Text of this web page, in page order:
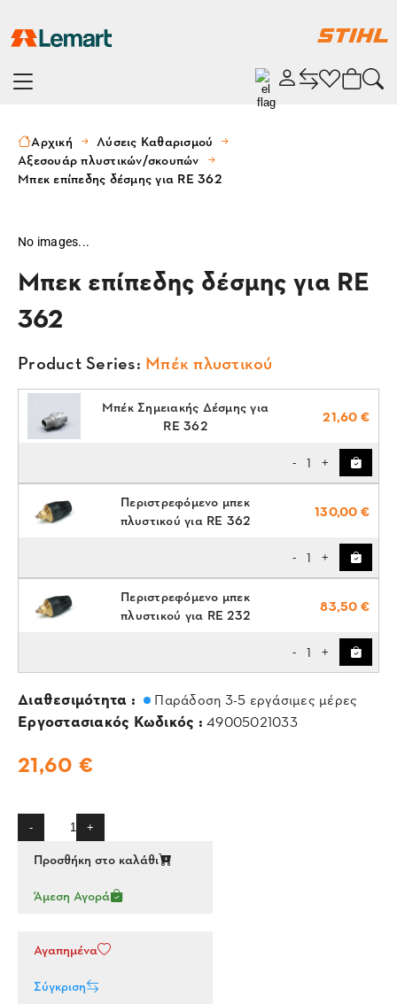
Αρχική
Λύσεις Καθαρισμού
Αξεσουάρ πλυστικών/σκουπών
Μπεκ επίπεδης δέσμης για RE 362
No images...
Μπεκ επίπεδης δέσμης για RE
362
Product Series: Μπέκ πλυστικού
Μπέκ Σημειακής Δέσμης για
RE 362
21,60 €
- 1 +
Περιστρεφόμενο μπεκ
πλυστικού για RE 362
130,00 €
- 1 +
Περιστρεφόμενο μπεκ
πλυστικού για RE 232
83,50 €
- 1 +
Διαθεσιμότητα : Παράδοση 3-5 εργάσιμες μέρες
Εργοστασιακός Κωδικός : 49005021033
21,60 €
- +
Προσθήκη στο καλάθι
Άμεση Αγορά
Αγαπημένα
Σύγκριση